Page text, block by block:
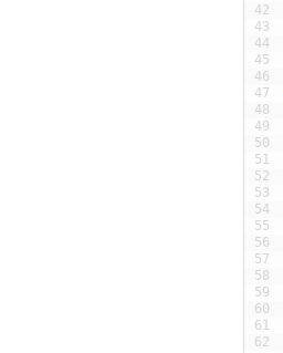
42
43
44
45
46
47
48
49
50
51
52
53
54
55
56
57
58
59
60
61
62